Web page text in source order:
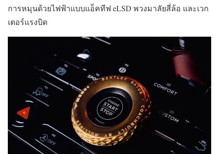
การหมุนด้วยไฟฟ้าแบบแอ็คทีฟ eLSD พวงมาลัยสี่ล้อ และเวก
เตอร์แรงบิด